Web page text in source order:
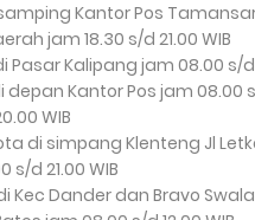
samping Kantor Pos
jam 18.30 s/d 21.00 WIB
Pasar Kalipang jam 08.00 s/
depan Kantor Pos jam 08.00
WIB
di simpang Klenteng Jl
s/d 21.00 WIB
di Kec Dander dan Bravo